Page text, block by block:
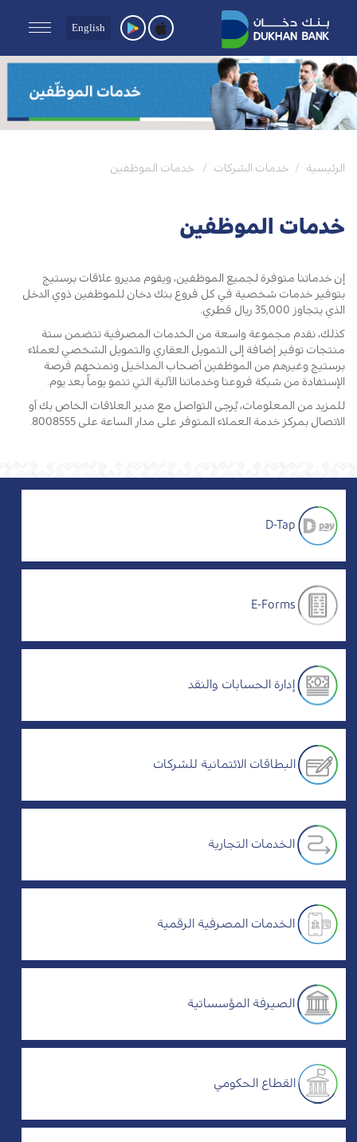
English
الرئيسية خدمات الشركات خدمات الموظفين
خدمات الموظفين
إن خدماتنا متوفرة لجميع الموظفين، ويقوم مديرو علاقات برستيج
بتوفير خدمات شخصية في كل فروع بنك دخان للموظفين ذوي الدخل
الذي يتجاوز 35,000 ريال قطري.
كذلك، نقدم مجموعة واسعة من الخدمات المصرفية تتضمن ستة
منتجات توفير إضافة إلى التمويل العقاري والتمويل الشخصي لعملاء
برستيج وغيرهم من الموظفين أصحاب المداخيل ونمنحهم فرصة
الإستفادة من شبكة فروعنا وخدماتنا الآلية التي تنمو يوماً بعد يوم.
للمزيد من المعلومات، يُرجى التواصل مع مدير العلاقات الخاص بك أو
الاتصال بمركز خدمة العملاء المتوفر على مدار الساعة على 8008555.
D-Tap
E-Forms
إدارة الحسابات والنقد
البطاقات الائتمانية للشركات
الخدمات التجارية
الخدمات المصرفية الرقمية
الصيرفة المؤسساتية
القطاع الحكومي